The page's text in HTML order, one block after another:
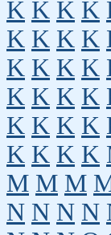
K K K K
K K K K
K K K K
K K K K
K K K K
K K K K
M M M
N N N N